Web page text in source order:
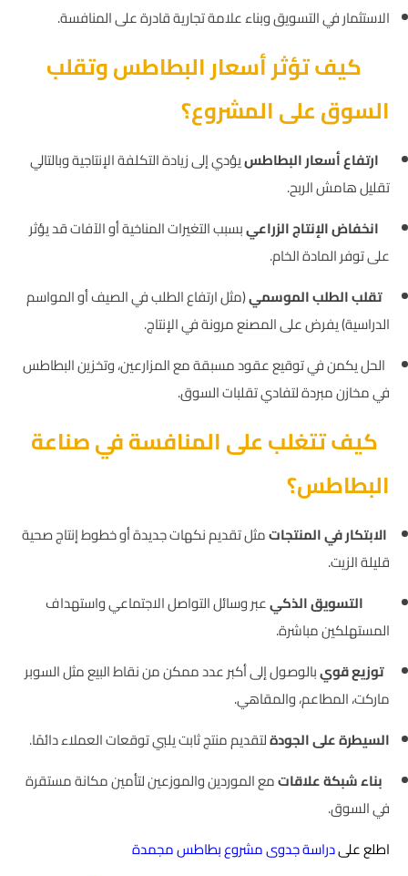
الاستثمار في التسويق وبناء علامة تجارية قادرة على المنافسة.
كيف تؤثر أسعار البطاطس وتقلب
السوق على المشروع؟
ارتفاع أسعار البطاطسيؤدي إلى زيادة التكلفة الإنتاجية وبالتالي
تقليل هامش الربح.
انخفاض الإنتاج الزراعيبسبب التغيرات المناخية أو الآفات قد يؤثر
على توفر المادة الخام.
تقلب الطلب الموسمي(مثل ارتفاع الطلب في الصيف أو المواسم
الدراسية) يفرض على المصنع مرونة في الإنتاج.
الحل يكمن في توقيع عقود مسبقة مع المزارعين، وتخزين البطاطس
في مخازن مبردة لتفادي تقلبات السوق.
كيف تتغلب على المنافسة في صناعة
البطاطس؟
الابتكار في المنتجاتمثل تقديم نكهات جديدة أو خطوط إنتاج صحية
قليلة الزيت.
التسويق الذكيعبر وسائل التواصل الاجتماعي واستهداف
المستهلكين مباشرة.
توزيع قويبالوصول إلى أكبر عدد ممكن من نقاط البيع مثل السوبر
ماركت، المطاعم، والمقاهي.
السيطرة على الجودةلتقديم منتج ثابت يلبي توقعات العملاء دائمًا.
بناء شبكة علاقاتمع الموردين والموزعين لتأمين مكانة مستقرة
في السوق.
اطلع علىدراسة جدوى مشروع بطاطس مجمدة